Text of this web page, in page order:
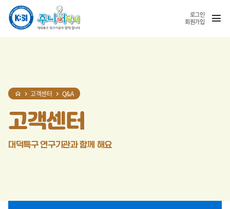
반복영역
건너뛰기
로그인
회원가입
고객센터 Q&A
고객센터
대덕특구 연구기관과 함께 해요
공유